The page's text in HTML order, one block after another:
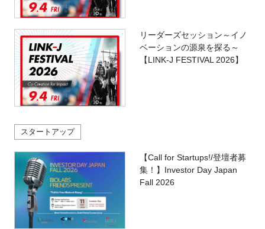
リーダーズセッション～イノ
ベーションの源泉を探る～
【LINK-J FESTIVAL 2026】
スタートアップ
【Call for Startups!/登壇者募
集！】Investor Day Japan
Fall 2026